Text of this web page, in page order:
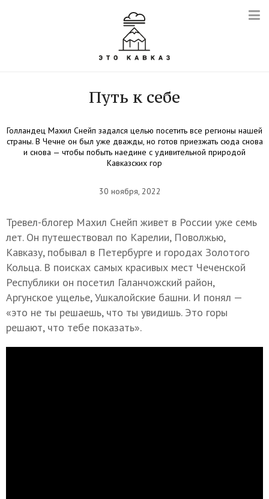
Путь к себе
Голландец Махил Снейп задался целью посетить все регионы нашей
страны. В Чечне он был уже дважды, но готов приезжать сюда снова
и снова — чтобы побыть наедине с удивительной природой
Кавказских гор
30 ноября, 2022
Тревел-блогер Махил Снейп живет в России уже семь
лет. Он путешествовал по Карелии, Поволжью,
Кавказу, побывал в Петербурге и городах Золотого
Кольца. В поисках самых красивых мест Чеченской
Республики он посетил Галанчожский район,
Аргунское ущелье, Ушкалойские башни. И понял —
«это не ты решаешь, что ты увидишь. Это горы
решают, что тебе показать».